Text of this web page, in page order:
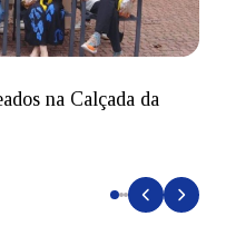
na Calçada da